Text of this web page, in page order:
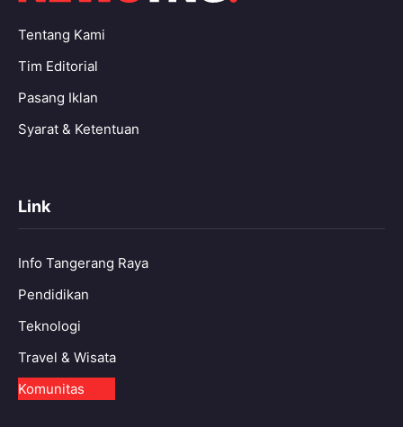
Tentang Kami
Tim Editorial
Pasang Iklan
Syarat & Ketentuan
Link
Info Tangerang Raya
Pendidikan
Teknologi
Travel & Wisata
Komunitas